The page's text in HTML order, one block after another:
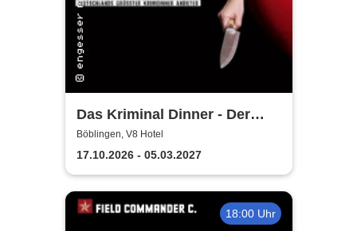
Das Kriminal Dinner - Der
letzte Joint der Marie Juana
Böblingen, V8 Hotel
17.10.2026 - 05.03.2027
18:00 Uhr